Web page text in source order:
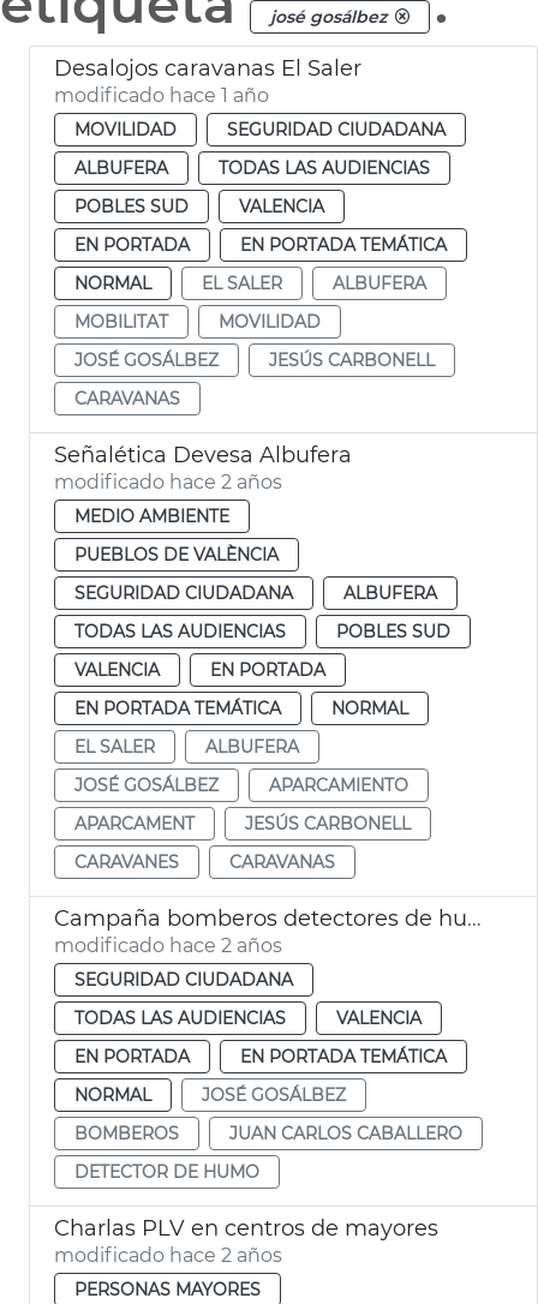
josé gosálbez
Desalojos caravanas El Saler
modificado hace 1 año
MOVILIDAD
SEGURIDAD CIUDADANA
ALBUFERA
TODAS LAS AUDIENCIAS
POBLES SUD
VALENCIA
EN PORTADA
EN PORTADA TEMÁTICA
NORMAL
EL SALER
ALBUFERA
MOBILITAT
MOVILIDAD
JOSÉ GOSÁLBEZ
JESÚS CARBONELL
CARAVANAS
Señalética Devesa Albufera
modificado hace 2 años
MEDIO AMBIENTE
PUEBLOS DE VALÈNCIA
SEGURIDAD CIUDADANA
ALBUFERA
TODAS LAS AUDIENCIAS
POBLES SUD
VALENCIA
EN PORTADA
EN PORTADA TEMÁTICA
NORMAL
EL SALER
ALBUFERA
JOSÉ GOSÁLBEZ
APARCAMIENTO
APARCAMENT
JESÚS CARBONELL
CARAVANES
CARAVANAS
Campaña bomberos detectores de humo
modificado hace 2 años
SEGURIDAD CIUDADANA
TODAS LAS AUDIENCIAS
VALENCIA
EN PORTADA
EN PORTADA TEMÁTICA
NORMAL
JOSÉ GOSÁLBEZ
BOMBEROS
JUAN CARLOS CABALLERO
DETECTOR DE HUMO
Charlas PLV en centros de mayores
modificado hace 2 años
PERSONAS MAYORES